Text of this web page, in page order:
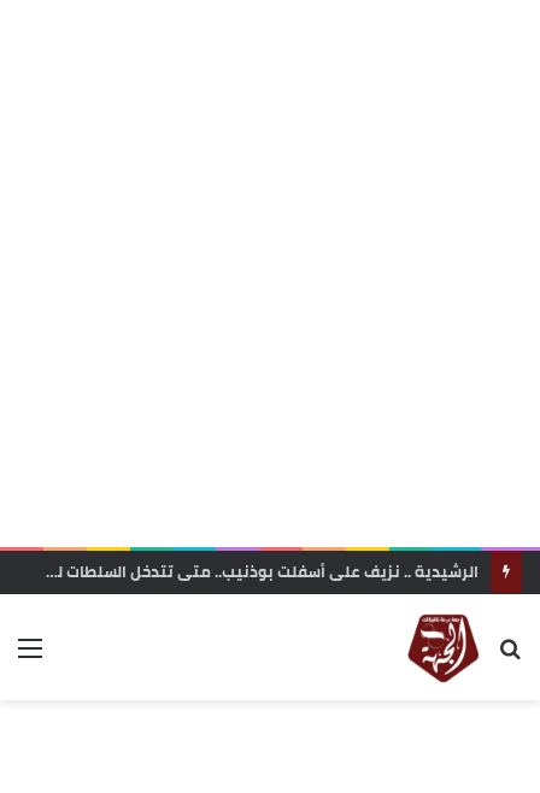
الرشيدية .. نزيف على أسفلت بوذنيب.. متى تتدخل السلطات لوقف حوادث السير ؟